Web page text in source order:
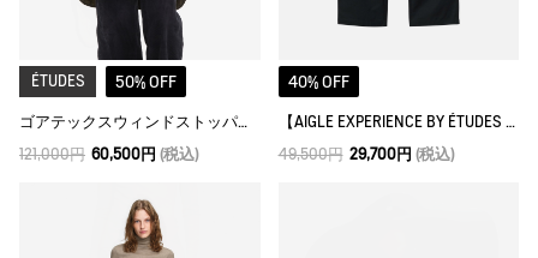
ÉTUDES 50% OFF
ゴアテックスウィンドストッパー® インサレーションジャケット
121,000円 60,500円 (税込)
40% OFF
【AIGLE EXPERIENCE BY ÉTUDES STUDIO】撥水 カラーブロックパンツ
49,500円 29,700円 (税込)